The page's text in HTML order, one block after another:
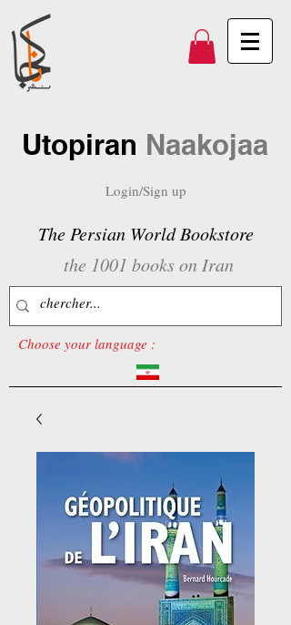
Utopiran Naakojaa
Login/Sign up
The Persian World Bookstore
the 1001 books on Iran
Choose your language :